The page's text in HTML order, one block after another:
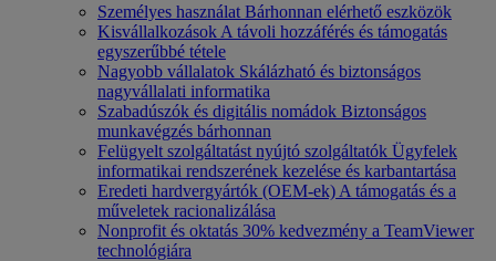
Személyes használat Bárhonnan elérhető eszközök
Kisvállalkozások A távoli hozzáférés és támogatás
egyszerűbbé tétele
Nagyobb vállalatok Skálázható és biztonságos
nagyvállalati informatika
Szabadúszók és digitális nomádok Biztonságos
munkavégzés bárhonnan
Felügyelt szolgáltatást nyújtó szolgáltatók Ügyfelek
informatikai rendszerének kezelése és karbantartása
Eredeti hardvergyártók (OEM-ek) A támogatás és a
műveletek racionalizálása
Nonprofit és oktatás 30% kedvezmény a TeamViewer
technológiára